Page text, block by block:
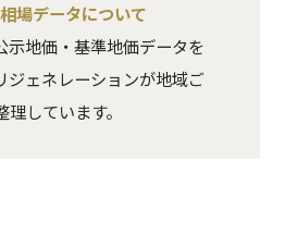
場データについて
示地価・基準地価データを
ジェネレーションが地域ご
理しています。